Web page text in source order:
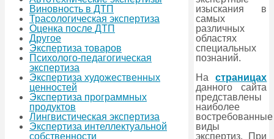
изыскания в
самых
различных
областях
специальных
познаний.
Настраницах
данного сайта
представлены
наиболее
востребованные
виды
экспертиз. При
Виновность в ДТП
Трасологическая экспертиза
Оценка после ДТП
Другое
Экспертиза товаров
Психолого-педагогическая
экспертиза
Экспертиза художественных
ценностей
Экспертиза программных
продуктов
Лингвистическая экспертиза
Экспертиза интеллектуальной
собственности